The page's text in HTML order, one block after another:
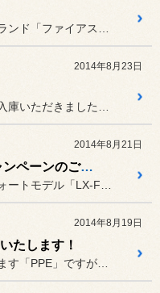
2014年8月23日
2014年8月21日
レカロ「LX-F」キャンペーンのご紹介です！
2014年8月19日
たします！